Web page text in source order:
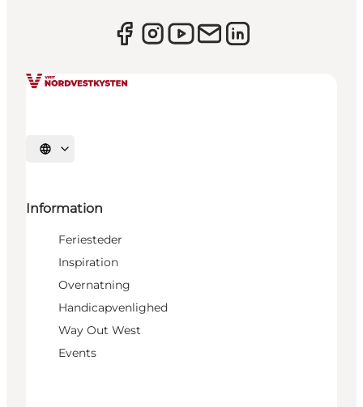
Vælg sprog
Information
Feriesteder
Inspiration
Overnatning
Handicapvenlighed
Way Out West
Events